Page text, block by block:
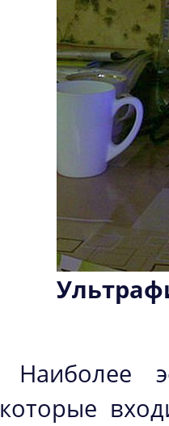
Наиболее
которые